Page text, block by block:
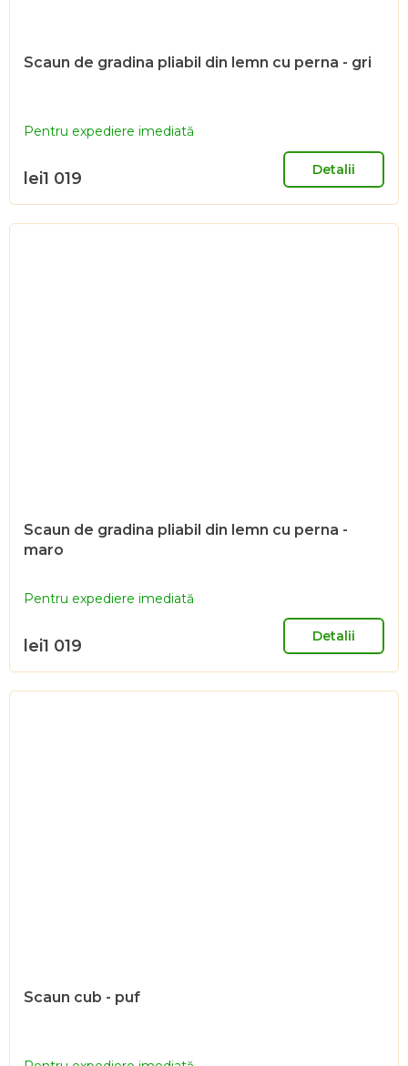
Scaun de gradina pliabil din lemn cu perna - gri
Pentru expediere imediată
lei1 019 Detalii
Scaun de gradina pliabil din lemn cu perna -
maro
Pentru expediere imediată
lei1 019 Detalii
Scaun cub - puf